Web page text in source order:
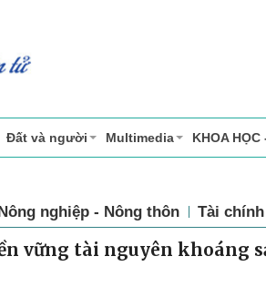
Đất và người Multimedia KHOA HỌC
Nông nghiệp - Nông thôn Tài chính
vững tài nguyên khoáng